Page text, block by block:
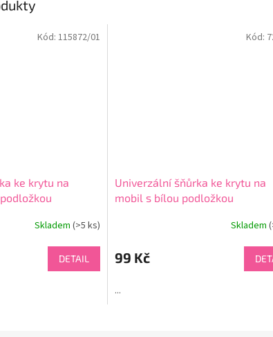
ke krytu na
Skladem (>5 ks)
DETAIL
Kód: 115872/01
Univerzální šňůrka ke krytu na
mobil s bílou podložkou
Skladem
99 Kč
...
Kód: